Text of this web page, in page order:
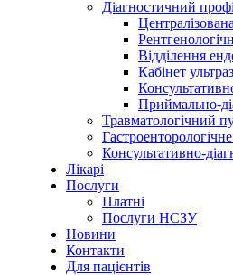
Діагностичний
Відділення
Кабінет
Приймально-
Травматологічний
Консультативно-
Лікарі
Послуги
Платні
Послуги НСЗУ
Новини
Контакти
Для пацієнтів